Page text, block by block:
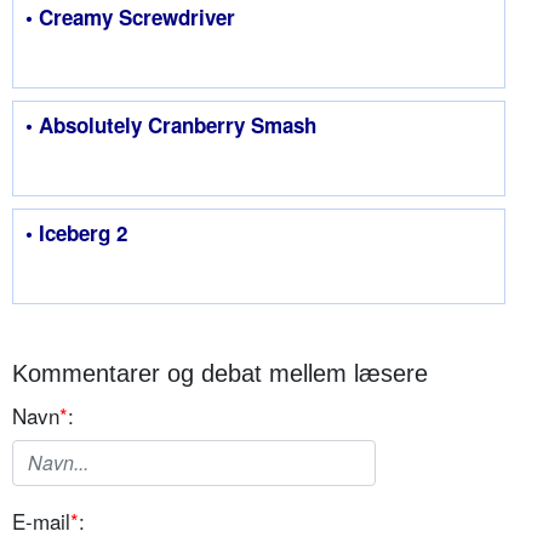
• Creamy Screwdriver
• Absolutely Cranberry Smash
• Iceberg 2
Kommentarer og debat mellem læsere
Navn*:
E-mail*: